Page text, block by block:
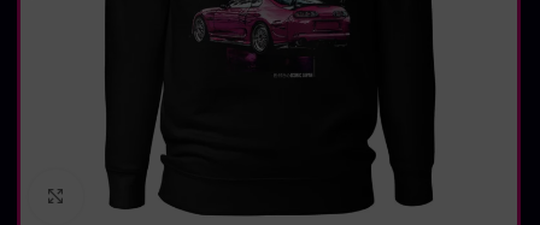
Cliquez pour agrandir